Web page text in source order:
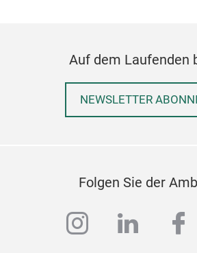
Auf dem Laufenden
NEWSLETTER
Folgen Sie der
instagram
linkedin